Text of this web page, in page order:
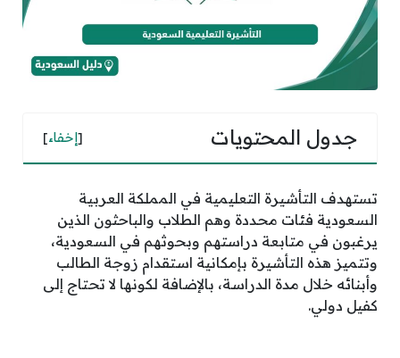
جدول المحتويات [إخفاء]
تستهدف التأشيرة التعليمية في المملكة العربية
السعودية فئات محددة وهم الطلاب والباحثون الذين
يرغبون في متابعة دراستهم وبحوثهم في السعودية،
وتتميز هذه التأشيرة بإمكانية استقدام زوجة الطالب
وأبنائه خلال مدة الدراسة، بالإضافة لكونها لا تحتاج إلى
كفيل دولي.